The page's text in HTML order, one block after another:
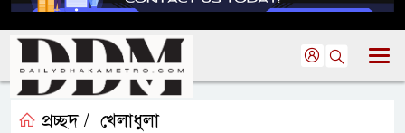
প্রচ্ছদ / খেলাধুলা